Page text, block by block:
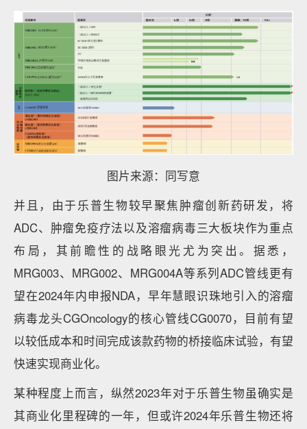
图片来源：同写意
并且，由于乐普生物较早聚焦肿瘤创新药研发，将
ADC、肿瘤免疫疗法以及溶瘤病毒三大板块作为重点
布局，其前瞻性的战略眼光尤为突出。据悉，
MRG003、MRG002、MRG004A等系列ADC管线更有
望在2024年内申报NDA，早年慧眼识珠地引入的溶瘤
病毒龙头CGOncology的核心管线CG0070，目前有望
以较低成本和时间完成该款药物的桥接临床试验，有望
快速实现商业化。
某种程度上而言，纵然2023年对于乐普生物虽确实是
其商业化里程碑的一年，但或许2024年乐普生物还将